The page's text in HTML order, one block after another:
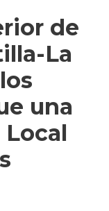
de
La
una